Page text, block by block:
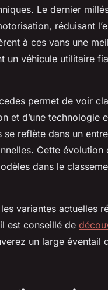
Le dernier
réduisant
à ces vans une
un véhicule utilitaire
permet de voir
et d’une technologie
reflète dans un
Cette évolution
dans le
variantes actuelles
est conseillé de
un large éventail